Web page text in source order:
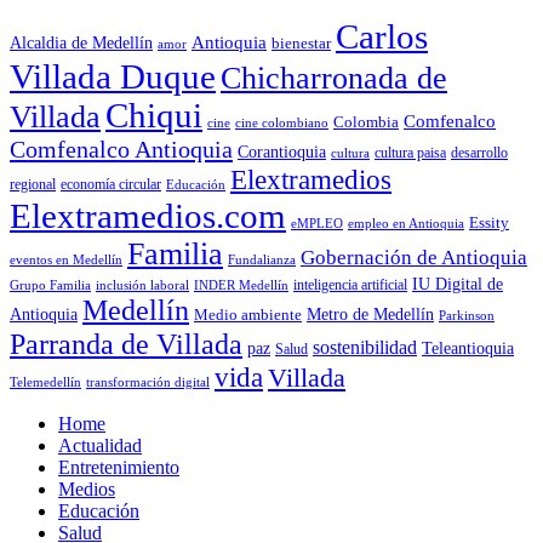
Alcaldia de Medellín amor Antioquia bienestar Carlos
Villada Duque Chicharronada de
Villada Chiqui cine cine colombiano Colombia Comfenalco
Comfenalco Antioquia Corantioquia cultura cultura paisa desarrollo
regional economía circular Educación Elextramedios
Elextramedios.com eMPLEO empleo en Antioquia Essity
eventos en Medellín Familia Fundalianza Gobernación de Antioquia
Grupo Familia inclusión laboral INDER Medellín inteligencia artificial IU Digital de
Antioquia Medellín Medio ambiente Metro de Medellín Parkinson
Parranda de Villada paz Salud sostenibilidad Teleantioquia
Telemedellín transformación digital vida Villada
Home
Actualidad
Entretenimiento
Medios
Educación
Salud